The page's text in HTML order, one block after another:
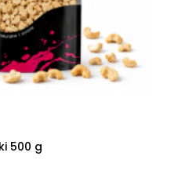
500 g